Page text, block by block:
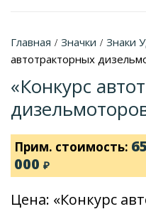
Главная / Значки / Знаки
автотракторных
«Конкурс
Прим. стоимость: 65
000 ₽
Цена: «Конкурс